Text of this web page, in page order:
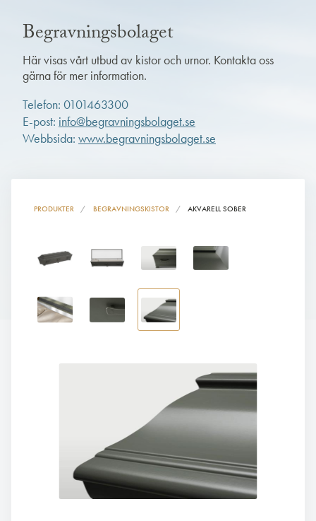
Begravningsbolaget
Här visas vårt utbud av kistor och urnor. Kontakta oss
gärna för mer information.
Telefon: 0101463300
E-post: info@begravningsbolaget.se
Webbsida: www.begravningsbolaget.se
PRODUKTER BEGRAVNINGSKISTOR AKVARELL SOBER